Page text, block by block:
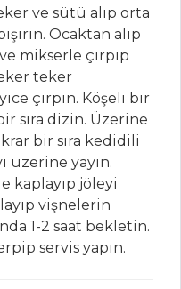
ve sütü alıp orta
Ocaktan alıp
mikserle çırpıp
teker
çırpın. Köşeli bir
sıra dizin. Üzerine
bir sıra kedidili
üzerine yayın.
kaplayıp jöleyi
vişnelerin
1-2 saat bekletin.
servis yapın.